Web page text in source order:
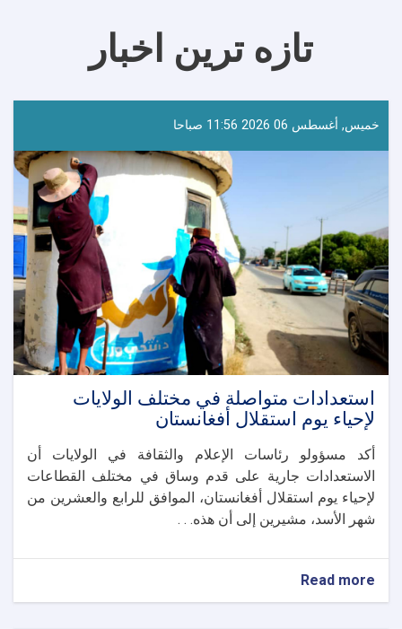
تازه ترین اخبار
خميس, أغسطس 06 2026 11:56 صباحا
استعدادات متواصلة في مختلف الولايات
لإحياء يوم استقلال أفغانستان
أكد مسؤولو رئاسات الإعلام والثقافة في الولايات أن
الاستعدادات جارية على قدم وساق في مختلف القطاعات
لإحياء يوم استقلال أفغانستان، الموافق للرابع والعشرين من
شهر الأسد، مشيرين إلى أن هذه. . .
Read more